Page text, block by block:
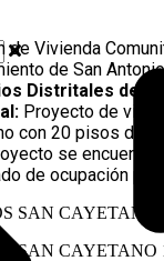
Vivienda
de San
Distritales de
Proyecto de
con 20 pisos de
se
de ocupación